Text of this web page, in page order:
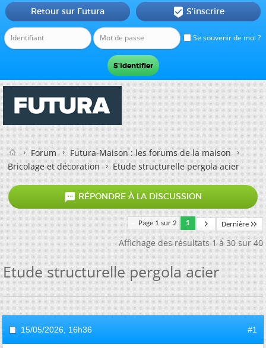
Se souvenir de moi ?
Retour sur Futura  S'inscrire
Forum
Futura-Maison : les forums de la maison
Bricolage et décoration
Etude structurelle pergola acier
 RÉPONDRE À LA DISCUSSION
Page 1 sur 2 1 Dernière
Affichage des résultats 1 à 30 sur 40
Etude structurelle pergola acier
15/05/2026, 16h36 #1